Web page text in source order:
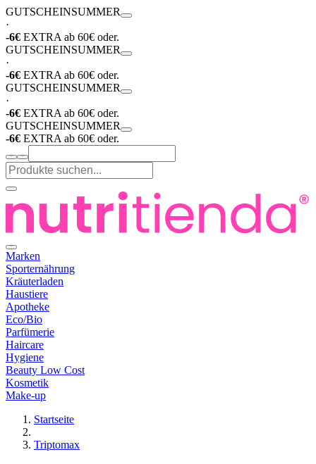
GUTSCHEINSUMMER
·
-6€ EXTRA ab 60€ oder.
GUTSCHEINSUMMER
·
-6€ EXTRA ab 60€ oder.
GUTSCHEINSUMMER
·
-6€ EXTRA ab 60€ oder.
GUTSCHEINSUMMER
-6€ EXTRA ab 60€ oder.
Marken
Sporternährung
Kräuterladen
Haustiere
Apotheke
Eco/Bio
Parfümerie
Haircare
Hygiene
Beauty Low Cost
Kosmetik
Make-up
Startseite
Triptomax